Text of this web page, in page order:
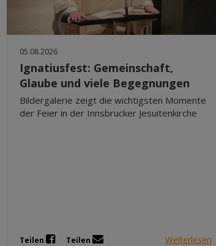
05.08.2026
Ignatiusfest: Gemeinschaft,
Glaube und viele Begegnungen
Bildergalerie zeigt die wichtigsten Momente
der Feier in der Innsbrucker Jesuitenkirche
Teilen Teilen Weiterlesen